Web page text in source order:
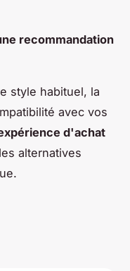
recommandation
style habituel, la
avec vos
d'achat
alternatives